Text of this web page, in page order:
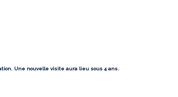
Une nouvelle visite aura lieu sous 4 ans.